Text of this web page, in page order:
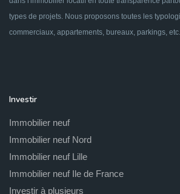
types de projets. Nous proposons toutes les
commerciaux, appartements, bureaux, parkings,
Investir
Immobilier neuf
Immobilier neuf Nord
Immobilier neuf Lille
Immobilier neuf Ile de France
Investir à plusieurs